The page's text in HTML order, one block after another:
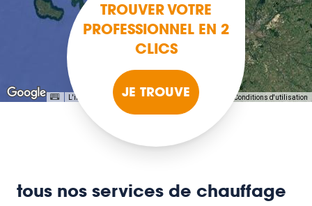
L'image peut être protégée par des droits d'auteur Conditions d'utilisation
TROUVER VOTRE
PROFESSIONNEL EN 2
CLICS
JE TROUVE
tous nos services de chauffage